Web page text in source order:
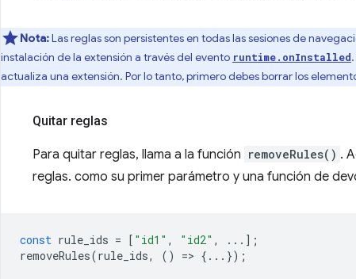
Nota:Las reglas son persistentes en todas las sesiones de
instalación de la extensión a través del evento runtime.onInstalled
actualiza una extensión. Por lo tanto, primero debes borrar los
Quitar reglas
Para quitar reglas, llama a la función removeRules() .
reglas. como su primer parámetro y una función de
const rule_ids = [ "id1" , "id2" ,
...];
removeRules(rule_ids, () => {...});